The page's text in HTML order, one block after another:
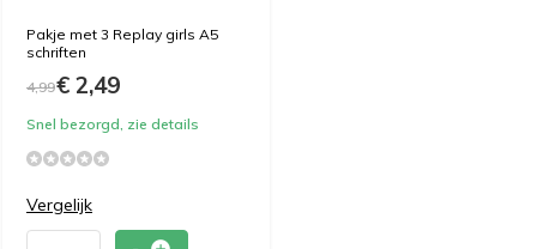
Pakje met 3 Replay girls A5
schriften
4,99€ 2,49
Snel bezorgd, zie details
Vergelijk